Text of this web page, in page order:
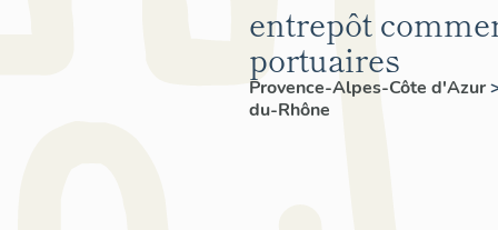
entrepôt
portuaires
Provence-Alpes-Côte d'Azur
du-Rhône